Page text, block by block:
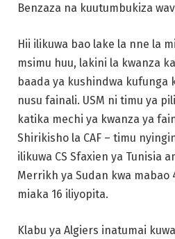
Benzaza na kuutumbukiza
Hii ilikuwa bao lake la nne la
msimu huu, lakini la kwanza
baada ya kushindwa kufunga
nusu fainali. USM ni timu ya
katika mechi ya kwanza ya
Shirikisho la CAF – timu
ilikuwa CS Sfaxien ya Tunisia
Merrikh ya Sudan kwa mabao
miaka 16 iliyopita.
Klabu ya Algiers inatumai